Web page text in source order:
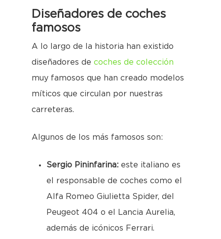
Diseñadores de coches
famosos
A lo largo de la historia han existido
diseñadores de coches de colección
muy famosos que han creado modelos
míticos que circulan por nuestras
carreteras.
Algunos de los más famosos son:
Sergio Pininfarina: este italiano es
el responsable de coches como el
Alfa Romeo Giulietta Spider, del
Peugeot 404 o el Lancia Aurelia,
además de icónicos Ferrari.